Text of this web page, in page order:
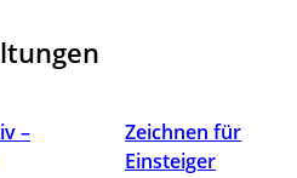
–
Zeichnen für
Einsteiger